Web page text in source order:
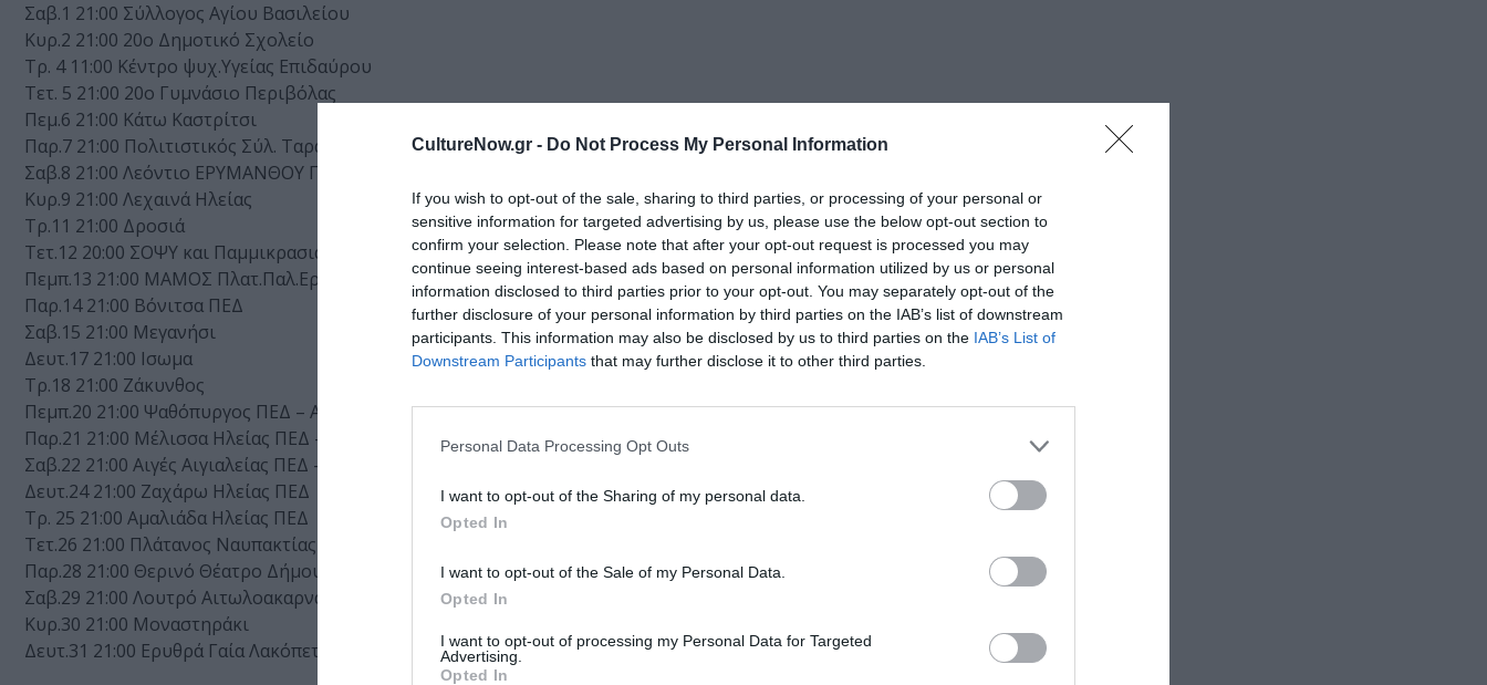
CultureNow.gr - Do Not Process My Personal Information
If you wish to opt-out of the sale, sharing to third parties, or processing of your personal or
sensitive information for targeted advertising by us, please use the below opt-out section to
confirm your selection. Please note that after your opt-out request is processed you may
continue seeing interest-based ads based on personal information utilized by us or personal
information disclosed to third parties prior to your opt-out. You may separately opt-out of the
further disclosure of your personal information by third parties on the IAB’s list of downstream
participants. This information may also be disclosed by us to third parties on the IAB’s List of
Downstream Participants that may further disclose it to other third parties.
Personal Data Processing Opt Outs
I want to opt-out of the Sharing of my personal data.
Opted In
I want to opt-out of the Sale of my Personal Data.
Opted In
I want to opt-out of processing my Personal Data for Targeted
Advertising.
Opted In
Σαβ.1 21:00 Σύλλογος Αγίου Βασιλείου
Κυρ.2 21:00 20ο Δημοτικό Σχολείο
Τρ. 4 11:00 Κέντρο ψυχ.Υγείας Επιδαύρου
Τετ. 5 21:00 20o Γυμνάσιο Περιβόλας
Πεμ.6 21:00 Κάτω Καστρίτσι
Παρ.7 21:00 Πολιτιστικός Σύλ. Ταραμπούρα
Σαβ.8 21:00 Λεόντιο ΕΡΥΜΑΝΘΟΥ ΠΕΔ
Κυρ.9 21:00 Λεχαινά Ηλείας
Τρ.11 21:00 Δροσιά
Τετ.12 20:00 ΣΟΨΥ και Παμμικρασιατικός
Πεμπ.13 21:00 ΜΑΜΟΣ Πλατ.Παλ.Εργοστασίου
Παρ.14 21:00 Βόνιτσα ΠΕΔ
Σαβ.15 21:00 Μεγανήσι
Δευτ.17 21:00 Ισωμα
Τρ.18 21:00 Ζάκυνθος
Πεμπ.20 21:00 Ψαθόπυργος ΠΕΔ – Αναβολή
Παρ.21 21:00 Μέλισσα Ηλείας ΠΕΔ – Αναβολή
Σαβ.22 21:00 Αιγές Αιγιαλείας ΠΕΔ – Αναβολή
Δευτ.24 21:00 Ζαχάρω Ηλείας ΠΕΔ
Τρ. 25 21:00 Αμαλιάδα Ηλείας ΠΕΔ
Τετ.26 21:00 Πλάτανος Ναυπακτίας ΠΕΔ
Παρ.28 21:00 Θερινό Θέατρο Δήμου Πατρέων
Σαβ.29 21:00 Λουτρό Αιτωλοακαρνανίας ΠΕΔ
Κυρ.30 21:00 Μοναστηράκι
Δευτ.31 21:00 Ερυθρά Γαία Λακόπετρα